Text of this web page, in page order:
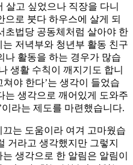
살고 싶었으나 직장을 다니
으로 붓다 하우스에 살게 되
초법당 공동체처럼 살아야 한
저녁부와 청년부 활동 친구
나 활동을 하는 경우가 많습
생활 수칙이 깨지기도 합니
야 한다’는 생각이 들었습
는 생각으로 깨어있게 도와주
라는 제도를 마련했습니다.
는 도움이라 여겨 고마웠습
거라고 생각했지만 그렇지
생각으로 한 알림은 알림이